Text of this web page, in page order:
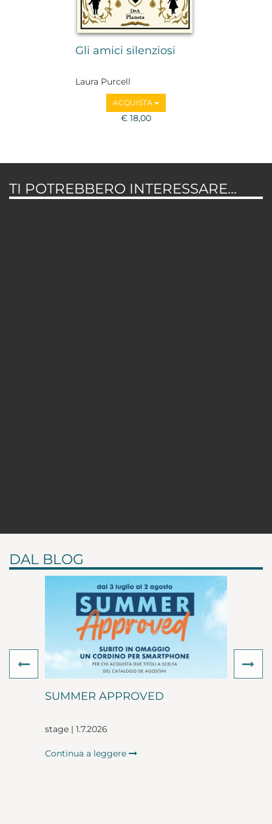
Gli amici silenziosi
Laura Purcell
ACQUISTA
€ 18,00
TI POTREBBERO INTERESSARE...
DAL BLOG
SUMMER APPROVED
stage | 1.7.2026
Continua a leggere
Previous